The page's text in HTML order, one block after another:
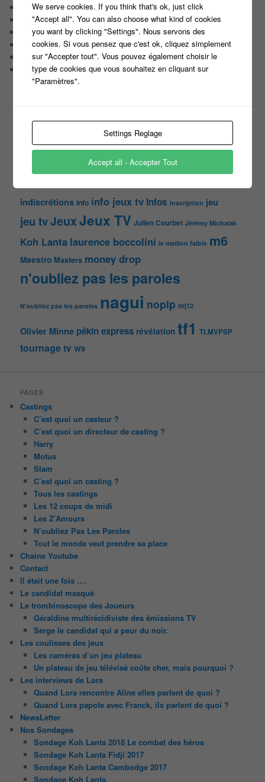
Public aux enregistrements
Quizz et jeux
Sondages
Top Infojeuxtv
uncategorized
Vous avez la parole
assister dans le public c8 candidat
casting Christophe Dechavanne
france 2
indiscrétions info info jeux tv Infos Inscription jeu
jeu tvJeuxJeux TV Julien Courbet Jérémy Michalak
Koh Lanta laurence boccolini le maillon faible m6
Maestro Masters money drop
n'oubliez pas les paroles
N'oubliez pas les paroles nagui noplp nrj12
Olivier Minne pékin express révélation tf1 TLMVPSP
tournagetv W9
PAGES
Castings
C’est quoi un casteur ?
C’est quoi un directeur de casting ?
Harry
Motus
Slam
C’est quoi un casting ?
Tous les castings
Les 12 coups de midi
Les Z’Amours
N’oubliez Pas Les Paroles
Tout le monde veut prendre sa place
Chaine Youtube
Contact
Il était une fois ….
Le candidat masqué
Le trombinoscope des Joueurs
Géraldine multirécidiviste des émissions TV
Serge le candidat qui a peur du noir.
Les coulisses des jeux
Les caméras d’un jeu plateau
Un plateau de jeu télévisé coûte cher, mais pourquoi ?
Les interviews de Lora
Quand Lora rencontre Aline elles parlent de quoi ?
Quand Lora papote avec Franck, ils parlent de quoi ?
NewsLetter
Nos Sondages
Sondage Koh Lanta 2018 Le combat des héros
Sondage Koh Lanta Fidji 2017
Sondage Koh Lanta Cambodge 2017
Sondage Koh Lanta
We serve cookies. If you think that's ok, just click
"Accept all". You can also choose what kind of cookies
you want by clicking "Settings". Nous servons des
cookies. Si vous pensez que c'est ok, cliquez simplement
sur "Accepter tout". Vous pouvez également choisir le
type de cookies que vous souhaitez en cliquant sur
"Paramètres".
Settings Reglage
Accept all - Accepter Tout